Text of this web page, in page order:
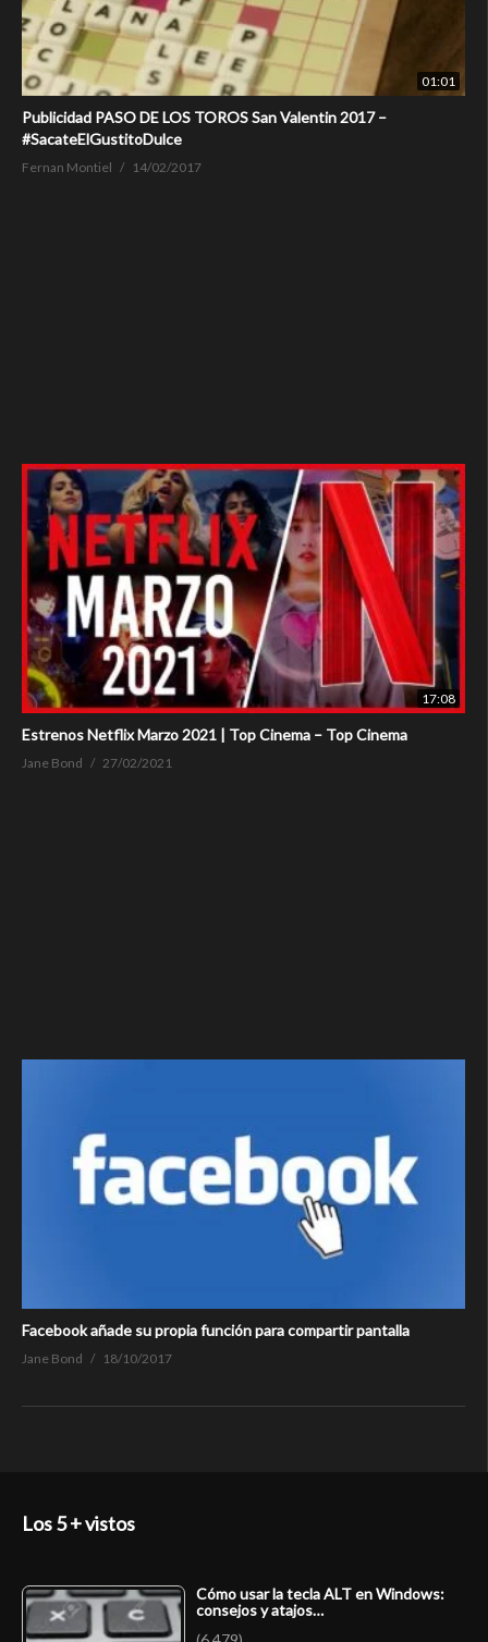
01:01
Publicidad PASO DE LOS TOROS San Valentin 2017 –
#SacateElGustitoDulce
Fernan Montiel 14/02/2017
17:08
Estrenos Netflix Marzo 2021 | Top Cinema – Top Cinema
Jane Bond 27/02/2021
Facebook añade su propia función para compartir pantalla
Jane Bond 18/10/2017
Los 5 + vistos
Cómo usar la tecla ALT en Windows:
consejos y atajos…